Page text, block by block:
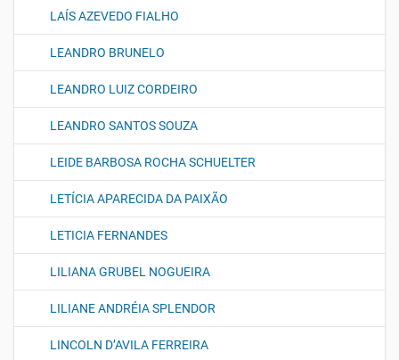
LAÍS AZEVEDO FIALHO
LEANDRO BRUNELO
LEANDRO LUIZ CORDEIRO
LEANDRO SANTOS SOUZA
LEIDE BARBOSA ROCHA SCHUELTER
LETÍCIA APARECIDA DA PAIXÃO
LETICIA FERNANDES
LILIANA GRUBEL NOGUEIRA
LILIANE ANDRÉIA SPLENDOR
LINCOLN D’AVILA FERREIRA